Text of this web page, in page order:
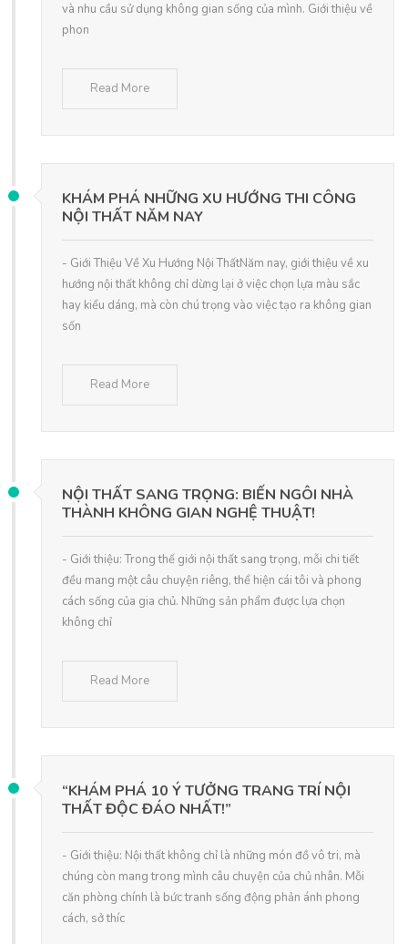
và nhu cầu sử dụng không gian sống của mình. Giới thiệu về
phon
Read More
KHÁM PHÁ NHỮNG XU HƯỚNG THI CÔNG
NỘI THẤT NĂM NAY
- Giới Thiệu Về Xu Hướng Nội ThấtNăm nay, giới thiệu về xu
hướng nội thất không chỉ dừng lại ở việc chọn lựa màu sắc
hay kiểu dáng, mà còn chú trọng vào việc tạo ra không gian
sốn
Read More
NỘI THẤT SANG TRỌNG: BIẾN NGÔI NHÀ
THÀNH KHÔNG GIAN NGHỆ THUẬT!
- Giới thiệu: Trong thế giới nội thất sang trọng, mỗi chi tiết
đều mang một câu chuyện riêng, thể hiện cái tôi và phong
cách sống của gia chủ. Những sản phẩm được lựa chọn
không chỉ
Read More
“KHÁM PHÁ 10 Ý TƯỞNG TRANG TRÍ NỘI
THẤT ĐỘC ĐÁO NHẤT!”
- Giới thiệu: Nội thất không chỉ là những món đồ vô tri, mà
chúng còn mang trong mình câu chuyện của chủ nhân. Mỗi
căn phòng chính là bức tranh sống động phản ánh phong
cách, sở thíc